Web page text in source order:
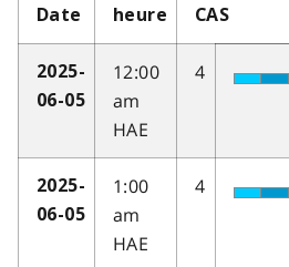
Date heure CAS
2025-
06-05
12:00
am
HAE
4
2025-
06-05
1:00
am
HAE
4